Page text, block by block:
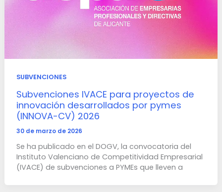
SUBVENCIONES
Subvenciones IVACE para proyectos de
innovación desarrollados por pymes
(INNOVA-CV) 2026
30 de marzo de 2026
Se ha publicado en el DOGV, la convocatoria del
Instituto Valenciano de Competitividad Empresarial
(IVACE) de subvenciones a PYMEs que lleven a